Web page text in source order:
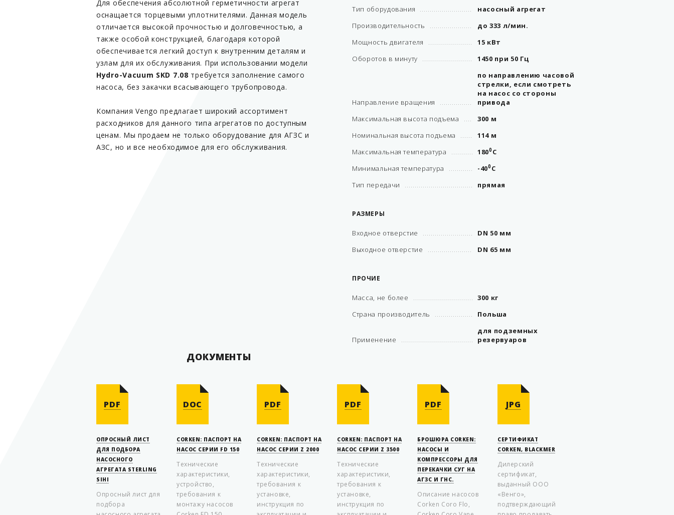
Тип оборудования
насосный агрегат
Производительность
до 333 л/мин.
Мощность двигателя
15 кВт
Оборотов в минуту
1450 при 50 Гц
Направление вращения
по направлению часовой
стрелки, если смотреть
на насос со стороны
привода
Максимальная высота подъема
300 м
Номинальная высота подъема
114 м
Максимальная температура
1800С
Минимальная температура
-400С
Тип передачи
прямая
РАЗМЕРЫ
Входное отверстие
DN 50 мм
Выходное отверстие
DN 65 мм
ПРОЧИЕ
Масса, не более
300 кг
Страна производитель
Польша
Применение
для подземных
резервуаров
Для обеспечения абсолютной герметичности агрегат
оснащается торцевыми уплотнителями. Данная модель
отличается высокой прочностью и долговечностью, а
также особой конструкцией, благодаря которой
обеспечивается легкий доступ к внутренним деталям и
узлам для их обслуживания. При использовании модели
Hydro-Vacuum SKD 7.08 требуется заполнение самого
насоса, без закачки всасывающего трубопровода.
Компания Vengo предлагает широкий ассортимент
расходников для данного типа агрегатов по доступным
ценам. Мы продаем не только оборудование для АГЗС и
АЗС, но и все необходимое для его обслуживания.
ДОКУМЕНТЫ
PDF
ОПРОСНЫЙ ЛИСТ
ДЛЯ ПОДБОРА
НАСОСНОГО
АГРЕГАТА STERLING
SIHI
Опросный лист для
подбора
DOC
CORKEN: ПАСПОРТ НА
НАСОС СЕРИИ FD 150
Технические
характеристики,
устройство,
требования к
монтажу насосов
PDF
CORKEN: ПАСПОРТ НА
НАСОС СЕРИИ Z 2000
Технические
характеристики,
требования к
установке,
инструкция по
PDF
CORKEN: ПАСПОРТ НА
НАСОС СЕРИИ Z 3500
Технические
характеристики,
требования к
установке,
инструкция по
PDF
БРОШЮРА CORKEN:
НАСОСЫ И
КОМПРЕССОРЫ ДЛЯ
ПЕРЕКАЧКИ СУГ НА
АГЗС И ГНС.
Описание насосов
Corken Coro Flo,
JPG
СЕРТИФИКАТ
CORKEN, BLACKMER
Дилерский
сертификат,
выданный ООО
«Венго»,
подтверждающий